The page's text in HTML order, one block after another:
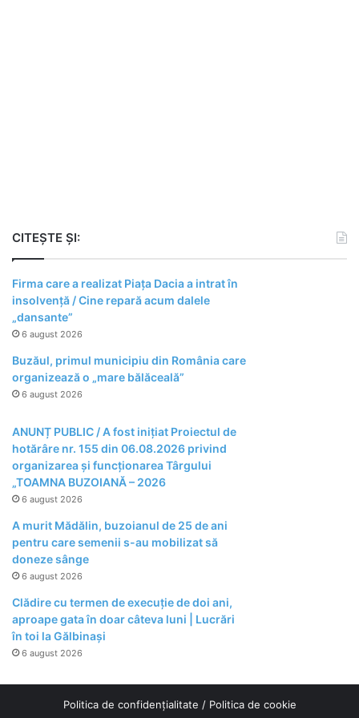
CITEȘTE ȘI:
Firma care a realizat Piața Dacia a intrat în
insolvență / Cine repară acum dalele
„dansante”
6 august 2026
Buzăul, primul municipiu din România care
organizează o „mare bălăceală”
6 august 2026
ANUNȚ PUBLIC / A fost inițiat Proiectul de
hotărâre nr. 155 din 06.08.2026 privind
organizarea şi funcţionarea Târgului
„TOAMNA BUZOIANĂ – 2026
6 august 2026
A murit Mădălin, buzoianul de 25 de ani
pentru care semenii s-au mobilizat să
doneze sânge
6 august 2026
Clădire cu termen de execuție de doi ani,
aproape gata în doar câteva luni | Lucrări
în toi la Gălbinași
6 august 2026
Politica de confidențialitate / Politica de cookie